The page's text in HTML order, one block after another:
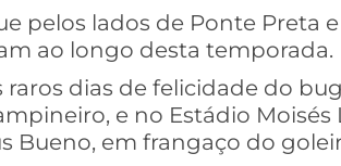
pelos lados de Ponte Preta
ao longo desta temporada.
raros dias de felicidade do
e no Estádio Moisés
Bueno, em frangaço do